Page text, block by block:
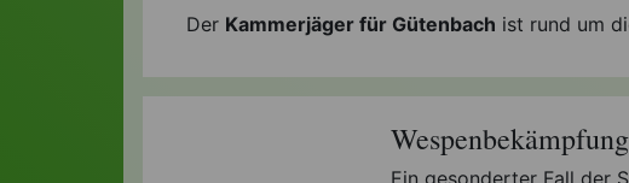
Der Kammerjäger für Gütenbach ist rund um
Ein gesonderter Fall der